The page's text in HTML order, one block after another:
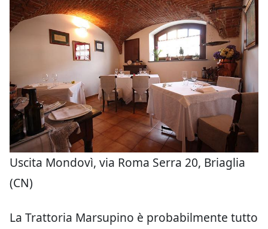
Uscita Mondovì, via Roma Serra 20, Briaglia
(CN)
La Trattoria Marsupino è probabilmente tutto